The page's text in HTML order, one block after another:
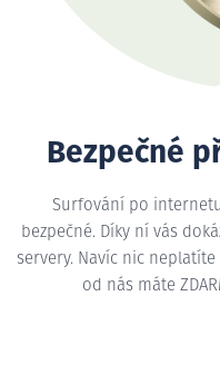
Bezpečné
Surfování po
bezpečné. Díky ní vás
servery. Navíc nic neplatíte
od nás máte